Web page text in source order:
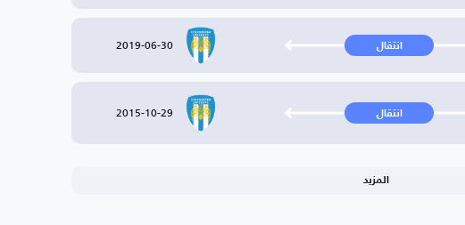
انتقال 2019-06-30
انتقال 2015-10-29
المزيد